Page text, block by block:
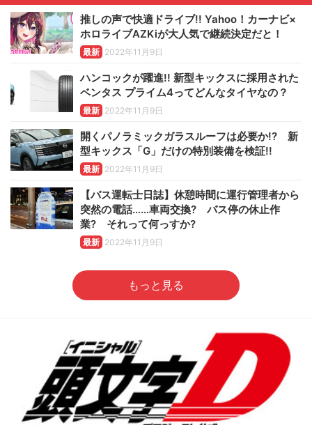
推しの声で快適ドライブ!! Yahoo！カーナビ×
ホロライブAZKiが大人気で継続決定だと！
最新 2022年11月9日
ハンコックが躍進!! 新型キックスに採用された
ベンタス プライム4ってどんなタイヤなの？
最新 2022年11月9日
開くパノラミックガラスルーフは必要か!? 新
型キックス「G」だけの特別装備を検証!!
最新 2022年11月9日
【バス運転士日誌】休憩時間に運行管理者から
突然の電話……車両交換? バス停の休止作
業? それって何っすか?
最新 2022年11月9日
もっと見る